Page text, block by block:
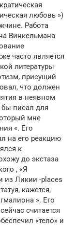
любовь »)
Работа
Винкельмана
часто является
литературы
присущий
что должен
в неявном
бы писал для
мне
«. Его
на его реакцию
к
до экстаза
, «Я
из Ликии -places
кажется,
». Его
считается
«тело» и